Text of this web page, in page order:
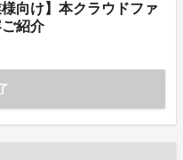
向け】本クラウドファ
紹介